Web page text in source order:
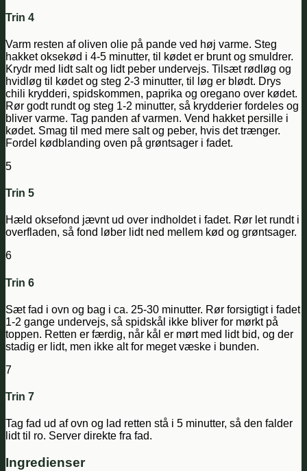
Trin 4
Varm resten af oliven olie på pande ved høj varme. Steg
hakket oksekød i 4-5 minutter, til kødet er brunt og smuldrer.
Krydr med lidt salt og lidt peber undervejs. Tilsæt rødløg og
hvidløg til kødet og steg 2-3 minutter, til løg er blødt. Drys
chili krydderi, spidskommen, paprika og oregano over kødet.
Rør godt rundt og steg 1-2 minutter, så krydderier fordeles og
bliver varme. Tag panden af varmen. Vend hakket persille i
kødet. Smag til med mere salt og peber, hvis det trænger.
Fordel kødblanding oven på grøntsager i fadet.
5
Trin 5
Hæld oksefond jævnt ud over indholdet i fadet. Rør let rundt i
overfladen, så fond løber lidt ned mellem kød og grøntsager.
6
Trin 6
Sæt fad i ovn og bag i ca. 25-30 minutter. Rør forsigtigt i fadet
1-2 gange undervejs, så spidskål ikke bliver for mørkt på
toppen. Retten er færdig, når kål er mørt med lidt bid, og der
stadig er lidt, men ikke alt for meget væske i bunden.
7
Trin 7
Tag fad ud af ovn og lad retten stå i 5 minutter, så den falder
lidt til ro. Server direkte fra fad.
Ingredienser